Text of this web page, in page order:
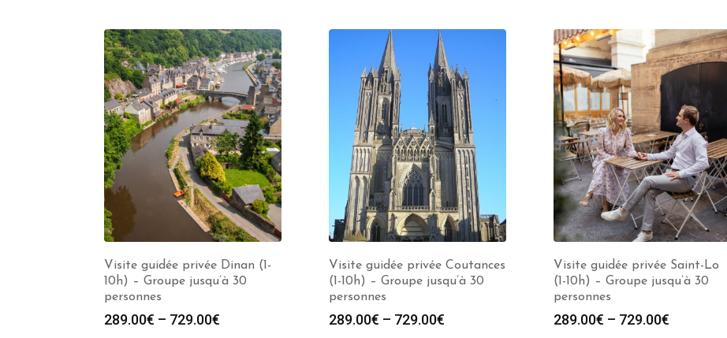
Visite guidée privée Dinan (1-
10h) – Groupe jusqu’à 30
personnes
289.00€ – 729.00€
Visite guidée privée Coutances
(1-10h) – Groupe jusqu’à 30
personnes
289.00€ – 729.00€
Visite guidée privée Saint-Lo
(1-10h) – Groupe jusqu’à 30
personnes
289.00€ – 729.00€